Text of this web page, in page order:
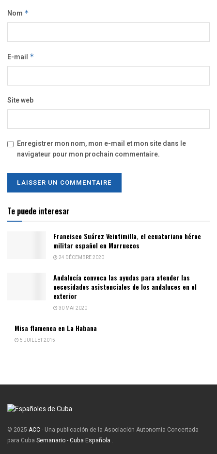
Nom *
E-mail *
Site web
Enregistrer mon nom, mon e-mail et mon site dans le
navigateur pour mon prochain commentaire.
Te puede interesar
Francisco Suárez Veintimilla, el ecuatoriano héroe
militar español en Marruecos
24 DÉCEMBRE 2020
Andalucía convoca las ayudas para atender las
necesidades asistenciales de los andaluces en el
exterior
30 MAI 2020
Misa flamenca en La Habana
5 JUILLET 2015
© 2025 ACC- Una publicación de la Asociación Autonomía Concertada
para Cuba Semanario - Cuba Española .